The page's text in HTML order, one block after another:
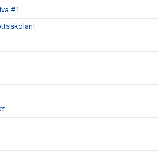
#1